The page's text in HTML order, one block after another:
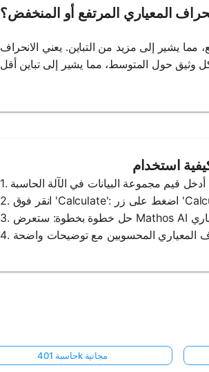
المعياري المرتفع أو المنخفض؟
مما يشير إلى مزيد من التباين. يعني الانحراف
حاسبة 401k مجانية